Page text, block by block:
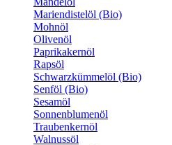
Mariendistelöl (Bio)
Mohnöl
Olivenöl
Paprikakernöl
Rapsöl
Schwarzkümmelöl (Bio)
Senföl (Bio)
Sesamöl
Sonnenblumenöl
Traubenkernöl
Walnussöl